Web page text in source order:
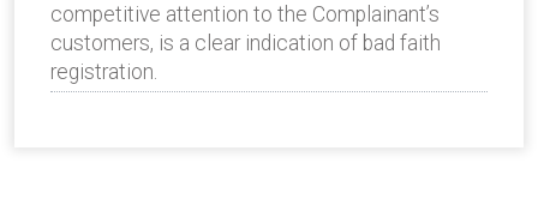
competitive attention to the Complainant’s
customers, is a clear indication of bad faith
registration.